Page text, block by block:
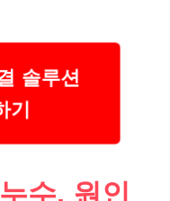
솔루션
기
수, 원인